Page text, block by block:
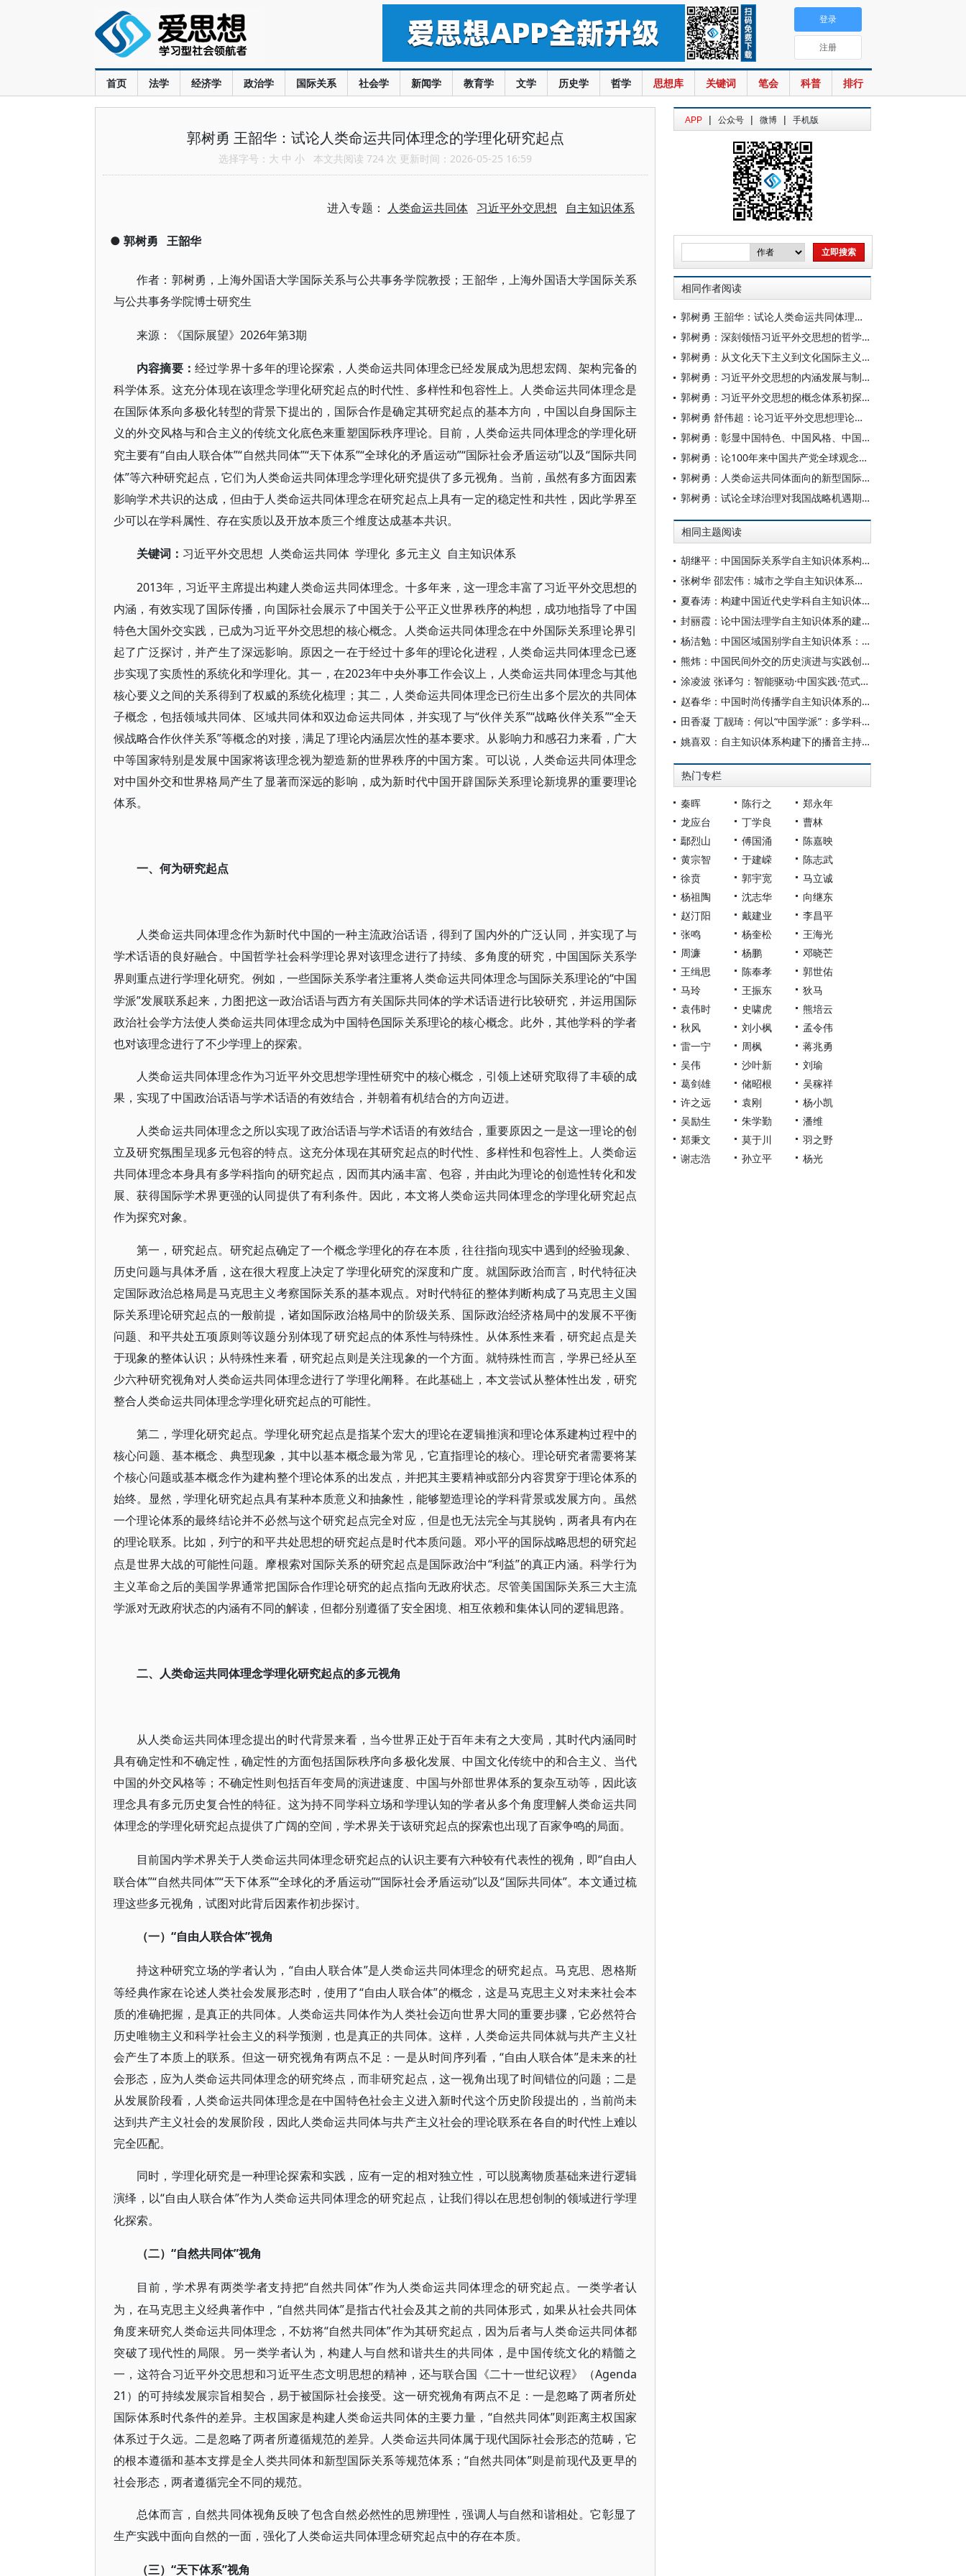
首页 法学 经济学 政治学 国际关系 社会学 新闻学 教育学 文学 历史学 哲学 思想库 关键词 笔会 科普 排行
登录
注册
郭树勇 王韶华：试论人类命运共同体理念的学理化研究起点
选择字号： 大 中 小 本文共阅读 724 次 更新时间：2026-05-25 16:59
进入专题： 人类命运共同体 习近平外交思想 自主知识体系
● 郭树勇 王韶华
作者：郭树勇，上海外国语大学国际关系与公共事务学院教授；王韶华，上海外国语大学国际关系
与公共事务学院博士研究生
来源：《国际展望》 2026年第3期
内容摘要： 经过学界十多年的理论探索，人类命运共同体理念已经发展成为思想宏阔、架构完备的
科学体系。这充分体现在该理念学理化研究起点的时代性、多样性和包容性上。人类命运共同体理念是
在国际体系向多极化转型的背景下提出的，国际合作是确定其研究起点的基本方向，中国以自身国际主
义的外交风格与和合主义的传统文化底色来重塑国际秩序理论。目前，人类命运共同体理念的学理化研
究主要有“自由人联合体”“自然共同体”“天下体系”“全球化的矛盾运动”“国际社会矛盾运动”以及“国际共同
体”等六种研究起点，它们为人类命运共同体理念学理化研究提供了多元视角。当前，虽然有多方面因素
影响学术共识的达成，但由于人类命运共同体理念在研究起点上具有一定的稳定性和共性，因此学界至
少可以在学科属性、存在实质以及开放本质三个维度达成基本共识。
关键词： 习近平外交思想 人类命运共同体 学理化 多元主义 自主知识体系
2013年，习近平主席提出构建人类命运共同体理念。十多年来，这一理念丰富了习近平外交思想的
内涵，有效实现了国际传播，向国际社会展示了中国关于公平正义世界秩序的构想，成功地指导了中国
特色大国外交实践，已成为习近平外交思想的核心概念。人类命运共同体理念在中外国际关系理论界引
起了广泛探讨，并产生了深远影响。原因之一在于经过十多年的理论化进程，人类命运共同体理念已逐
步实现了实质性的系统化和学理化。其一，在2023年中央外事工作会议上，人类命运共同体理念与其他
核心要义之间的关系得到了权威的系统化梳理；其二，人类命运共同体理念已衍生出多个层次的共同体
子概念，包括领域共同体、区域共同体和双边命运共同体，并实现了与“伙伴关系”“战略伙伴关系”“全天
候战略合作伙伴关系”等概念的对接，满足了理论内涵层次性的基本要求。从影响力和感召力来看，广大
中等国家特别是发展中国家将该理念视为塑造新的世界秩序的中国方案。可以说，人类命运共同体理念
对中国外交和世界格局产生了显著而深远的影响，成为新时代中国开辟国际关系理论新境界的重要理论
体系。
一、何为研究起点
人类命运共同体理念作为新时代中国的一种主流政治话语，得到了国内外的广泛认同，并实现了与
学术话语的良好融合。中国哲学社会科学理论界对该理念进行了持续、多角度的研究，中国国际关系学
界则重点进行学理化研究。例如，一些国际关系学者注重将人类命运共同体理念与国际关系理论的“中国
学派”发展联系起来，力图把这一政治话语与西方有关国际共同体的学术话语进行比较研究，并运用国际
政治社会学方法使人类命运共同体理念成为中国特色国际关系理论的核心概念。此外，其他学科的学者
也对该理念进行了不少学理上的探索。
人类命运共同体理念作为习近平外交思想学理性研究中的核心概念，引领上述研究取得了丰硕的成
果，实现了中国政治话语与学术话语的有效结合，并朝着有机结合的方向迈进。
人类命运共同体理念之所以实现了政治话语与学术话语的有效结合，重要原因之一是这一理论的创
立及研究氛围呈现多元包容的特点。这充分体现在其研究起点的时代性、多样性和包容性上。人类命运
共同体理念本身具有多学科指向的研究起点，因而其内涵丰富、包容，并由此为理论的创造性转化和发
展、获得国际学术界更强的认同提供了有利条件。因此，本文将人类命运共同体理念的学理化研究起点
作为探究对象。
第一，研究起点。研究起点确定了一个概念学理化的存在本质，往往指向现实中遇到的经验现象、
历史问题与具体矛盾，这在很大程度上决定了学理化研究的深度和广度。就国际政治而言，时代特征决
定国际政治总格局是马克思主义考察国际关系的基本观点。对时代特征的整体判断构成了马克思主义国
际关系理论研究起点的一般前提，诸如国际政治格局中的阶级关系、国际政治经济格局中的发展不平衡
问题、和平共处五项原则等议题分别体现了研究起点的体系性与特殊性。从体系性来看，研究起点是关
于现象的整体认识；从特殊性来看，研究起点则是关注现象的一个方面。就特殊性而言，学界已经从至
少六种研究视角对人类命运共同体理念进行了学理化阐释。在此基础上，本文尝试从整体性出发，研究
整合人类命运共同体理念学理化研究起点的可能性。
第二，学理化研究起点。学理化研究起点是指某个宏大的理论在逻辑推演和理论体系建构过程中的
核心问题、基本概念、典型现象，其中以基本概念最为常见，它直指理论的核心。理论研究者需要将某
个核心问题或基本概念作为建构整个理论体系的出发点，并把其主要精神或部分内容贯穿于理论体系的
始终。显然，学理化研究起点具有某种本质意义和抽象性，能够塑造理论的学科背景或发展方向。虽然
一个理论体系的最终结论并不必然与这个研究起点完全对应，但是也无法完全与其脱钩，两者具有内在
的理论联系。比如，列宁的和平共处思想的研究起点是时代本质问题。邓小平的国际战略思想的研究起
点是世界大战的可能性问题。摩根索对国际关系的研究起点是国际政治中“利益”的真正内涵。科学行为
主义革命之后的美国学界通常把国际合作理论研究的起点指向无政府状态。尽管美国国际关系三大主流
学派对无政府状态的内涵有不同的解读，但都分别遵循了安全困境、相互依赖和集体认同的逻辑思路。
二、人类命运共同体理念学理化研究起点的多元视角
从人类命运共同体理念提出的时代背景来看，当今世界正处于百年未有之大变局，其时代内涵同时
具有确定性和不确定性，确定性的方面包括国际秩序向多极化发展、中国文化传统中的和合主义、当代
中国的外交风格等；不确定性则包括百年变局的演进速度、中国与外部世界体系的复杂互动等，因此该
理念具有多元历史复合性的特征。这为持不同学科立场和学理认知的学者从多个角度理解人类命运共同
体理念的学理化研究起点提供了广阔的空间，学术界关于该研究起点的探索也出现了百家争鸣的局面。
目前国内学术界关于人类命运共同体理念研究起点的认识主要有六种较有代表性的视角，即“自由人
联合体”“自然共同体”“天下体系”“全球化的矛盾运动”“国际社会矛盾运动”以及“国际共同体”。本文通过梳
理这些多元视角，试图对此背后因素作初步探讨。
（一） “自由人联合体”视角
持这种研究立场的学者认为， “自由人联合体”是人类命运共同体理念的研究起点。马克思、恩格斯
等经典作家在论述人类社会发展形态时，使用了“自由人联合体”的概念，这是马克思主义对未来社会本
质的准确把握，是真正的共同体。人类命运共同体作为人类社会迈向世界大同的重要步骤，它必然符合
历史唯物主义和科学社会主义的科学预测，也是真正的共同体。这样，人类命运共同体就与共产主义社
会产生了本质上的联系。但这一研究视角有两点不足：一是从时间序列看，“自由人联合体”是未来的社
会形态，应为人类命运共同体理念的研究终点，而非研究起点，这一视角出现了时间错位的问题；二是
从发展阶段看，人类命运共同体理念是在中国特色社会主义进入新时代这个历史阶段提出的，当前尚未
达到共产主义社会的发展阶段，因此人类命运共同体与共产主义社会的理论联系在各自的时代性上难以
完全匹配。
同时，学理化研究是一种理论探索和实践，应有一定的相对独立性，可以脱离物质基础来进行逻辑
演绎，以“自由人联合体”作为人类命运共同体理念的研究起点，让我们得以在思想创制的领域进行学理
化探索。
（二） “自然共同体”视角
目前，学术界有两类学者支持把“自然共同体”作为人类命运共同体理念的研究起点。一类学者认
为，在马克思主义经典著作中，“自然共同体”是指古代社会及其之前的共同体形式，如果从社会共同体
角度来研究人类命运共同体理念，不妨将“自然共同体”作为其研究起点，因为后者与人类命运共同体都
突破了现代性的局限。另一类学者认为，构建人与自然和谐共生的共同体，是中国传统文化的精髓之
一，这符合习近平外交思想和习近平生态文明思想的精神，还与联合国《二十一世纪议程》（Agenda
21）的可持续发展宗旨相契合，易于被国际社会接受。这一研究视角有两点不足：一是忽略了两者所处
国际体系时代条件的差异。主权国家是构建人类命运共同体的主要力量，“自然共同体”则距离主权国家
体系过于久远。二是忽略了两者所遵循规范的差异。人类命运共同体属于现代国际社会形态的范畴，它
的根本遵循和基本支撑是全人类共同体和新型国际关系等规范体系；“自然共同体”则是前现代及更早的
社会形态，两者遵循完全不同的规范。
总体而言，自然共同体视角反映了包含自然必然性的思辨理性，强调人与自然和谐相处。它彰显了
生产实践中面向自然的一面，强化了人类命运共同体理念研究起点中的存在本质。
（三） “天下体系”视角
APP | 公众号 | 微博 | 手机版
相同作者阅读
郭树勇 王韶华：试论人类命运共同体理念的学理化研究起点
郭树勇：深刻领悟习近平外交思想的哲学智慧
郭树勇：从文化天下主义到文化国际主义：中国古代国际关系理论嬗变的一种考察
郭树勇：习近平外交思想的内涵发展与制度外化
郭树勇：习近平外交思想的概念体系初探：一种类型—关系—功能的概念分析
郭树勇 舒伟超：论习近平外交思想理论内涵的丰富发展
郭树勇：彰显中国特色、中国风格、中国气派
郭树勇：论100年来中国共产党全球观念变迁的主要规律
郭树勇：人类命运共同体面向的新型国际合作理论
郭树勇：试论全球治理对我国战略机遇期的影响
相同主题阅读
胡继平：中国国际关系学自主知识体系构建的时代转向
张树华 邵宏伟：城市之学自主知识体系正在加快形成
夏春涛：构建中国近代史学科自主知识体系刍议
封丽霞：论中国法理学自主知识体系的建构
杨洁勉：中国区域国别学自主知识体系：本原、借鉴和建构
熊炜：中国民间外交的历史演进与实践创新
涂凌波 张译匀：智能驱动·中国实践·范式创新：“构建中国新闻传播学自主知识体系”专题研讨会综述
赵春华：中国时尚传播学自主知识体系的内在逻辑与实践路径
田香凝 丁靓琦：何以“中国学派”：多学科视野下中国特色新闻传播学建设的研究
姚喜双：自主知识体系构建下的播音主持高等专业教育研究
热门专栏
秦晖 陈行之
郑永年
龙应台
丁学良
曹林
鄢烈山
傅国涌
陈嘉映
黄宗智
于建嵘
陈志武
徐贲
郭宇宽
马立诚
杨祖陶
沈志华
向继东
赵汀阳
戴建业
李昌平
张鸣
杨奎松
王海光
周濂
杨鹏
邓晓芒
王缉思
陈奉孝
郭世佑
马玲
王振东
狄马
袁伟时
史啸虎
熊培云
秋风
刘小枫
孟令伟
雷一宁
周枫
蒋兆勇
吴伟
沙叶新
刘瑜
葛剑雄
储昭根
吴稼祥
许之远
袁刚
杨小凯
吴励生
朱学勤
潘维
郑秉文
莫于川
羽之野
谢志浩
孙立平 杨光